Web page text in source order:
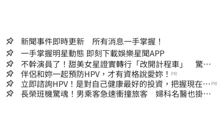
新聞事件即時更新 所有消息一手掌握！
一手掌握明星動態 即刻下載娛樂星聞APP
不幹演員了！甜美女星證實轉行「改開計程車」 驚人
收入全說了
伴侶和妳一起預防HPV，才有資格說愛妳！ PR
立即諮詢HPV！是對自己健康最好的投資，把握現在不
嫌晚！
PR
長榮班機驚魂！男乘客急速衝撞旅客 婦科名醫也掛